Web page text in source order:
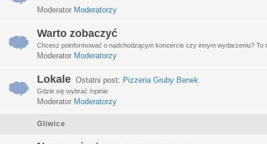
Moderator Moderatorzy
Warto zobaczyć
Chcesz poinformować o nadchodzącym koncercie czy innym wydarzeniu? To
Moderator Moderatorzy
Lokale Ostatni post: Pizzeria Gruby Benek
Gdzie się wybrać /opinie
Moderator Moderatorzy
Gliwice